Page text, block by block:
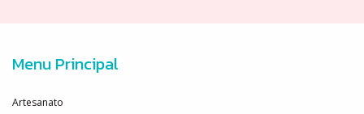
Menu Principal
Artesanato